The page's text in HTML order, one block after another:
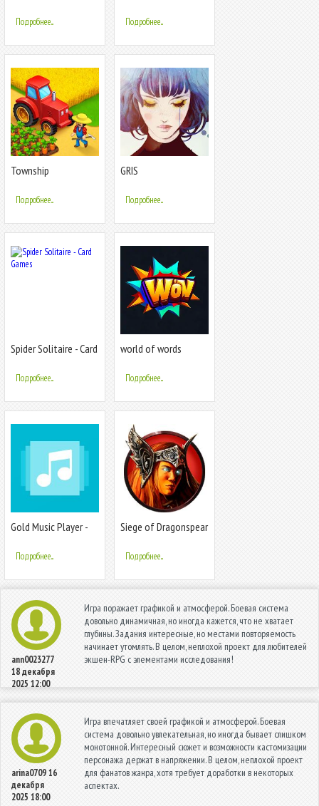
Подробнее... Подробнее...
Township
Подробнее...
GRIS
Подробнее...
Spider Solitaire - Card
Подробнее...
world of words
Подробнее...
Gold Music Player -
Подробнее...
Siege of Dragonspear
Подробнее...
ann0023277
18 декабря
2025 12:00
Игра поражает графикой и атмосферой. Боевая система
довольно динамичная, но иногда кажется, что не хватает
глубины. Задания интересные, но местами повторяемость
начинает утомлять. В целом, неплохой проект для любителей
экшен-RPG с элементами исследования!
arina070916
декабря
2025 18:00
Игра впечатляет своей графикой и атмосферой. Боевая
система довольно увлекательная, но иногда бывает слишком
монотонной. Интересный сюжет и возможности кастомизации
персонажа держат в напряжении. В целом, неплохой проект
для фанатов жанра, хотя требует доработки в некоторых
аспектах.